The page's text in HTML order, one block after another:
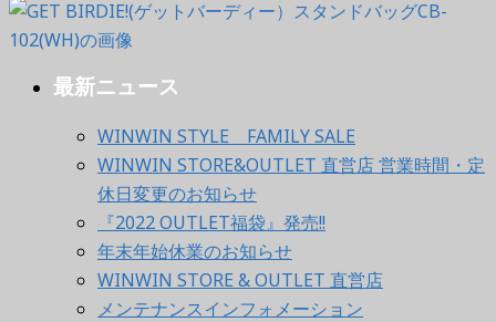
最新ニュース
WINWIN STYLE FAMILY SALE
WINWIN STORE&OUTLET 直営店 営業時間・定
休日変更のお知らせ
『2022 OUTLET福袋』発売!!
年末年始休業のお知らせ
WINWIN STORE & OUTLET 直営店
メンテナンスインフォメーション